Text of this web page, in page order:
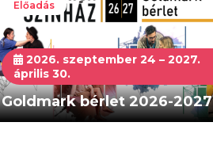
Előadás
2026. szeptember 24 – 2027.
április 30.
Goldmark bérlet 2026-2027